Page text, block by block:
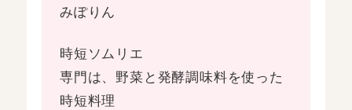
みぽりん
時短ソムリエ
専門は、野菜と発酵調味料を使った
時短料理